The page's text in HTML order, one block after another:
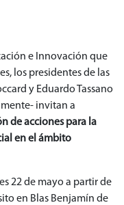
e Innovación que
los presidentes de las
y Eduardo Tassano
invitan a
de acciones para la
en el ámbito
22 de mayo a partir de
en Blas Benjamín de